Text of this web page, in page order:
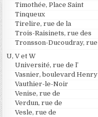
Timothée, Place Saint
Tinqueux
Tirelire, rue de la
Trois-Raisinets, rue des
Tronsson-Ducoudray, rue
U, V et W
Université, rue de l’
Vasnier, boulevard Henry
Vauthier-le-Noir
Venise, rue de
Verdun, rue de
Vesle, rue de